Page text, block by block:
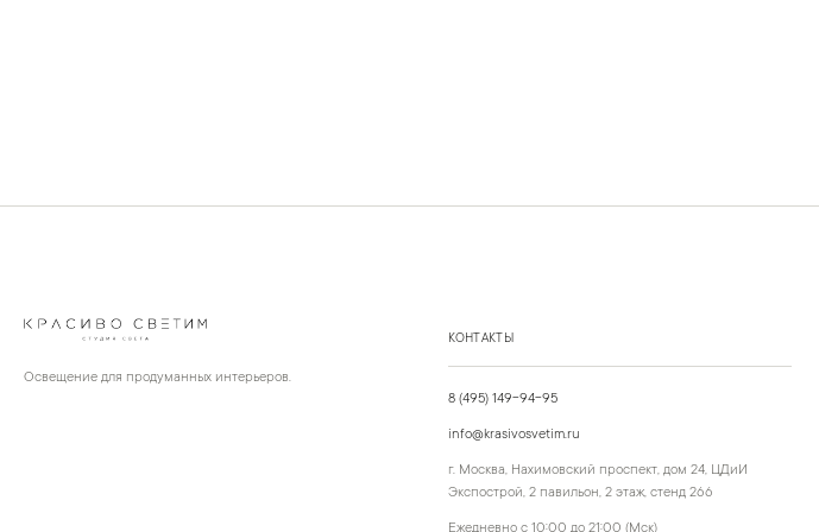
Освещение для продуманных интерьеров.
КОНТАКТЫ
8 (495) 149-94-95
info@krasivosvetim.ru
г. Москва, Нахимовский проспект, дом 24, ЦДиИ
Экспострой, 2 павильон, 2 этаж, стенд 266